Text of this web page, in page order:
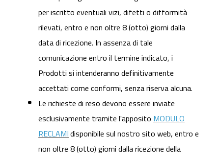
per iscritto eventuali vizi, difetti o difformità
rilevati, entro e non oltre 8 (otto) giorni dalla
data di ricezione. In assenza di tale
comunicazione entro il termine indicato, i
Prodotti si intenderanno definitivamente
accettati come conformi, senza riserva alcuna.
Le richieste di reso devono essere inviate
esclusivamente tramite l'apposito MODULO
RECLAMIdisponibile sul nostro sito web, entro e
non oltre 8 (otto) giorni dalla ricezione della